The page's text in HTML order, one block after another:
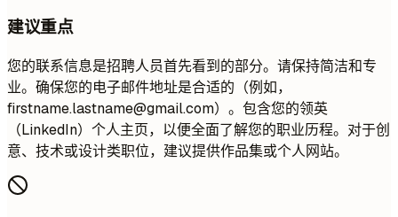
建议重点
您的联系信息是招聘人员首先看到的部分。请保持简洁和专
业。确保您的电子邮件地址是合适的（例如，
firstname.lastname@gmail.com）。包含您的领英
（LinkedIn）个人主页，以便全面了解您的职业历程。对于创
意、技术或设计类职位，建议提供作品集或个人网站。